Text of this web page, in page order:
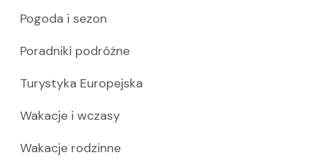
Pogoda i sezon
Poradniki podróżne
Turystyka Europejska
Wakacje i wczasy
Wakacje rodzinne